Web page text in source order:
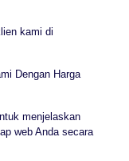
kami di
Dengan Harga
menjelaskan
web Anda secara